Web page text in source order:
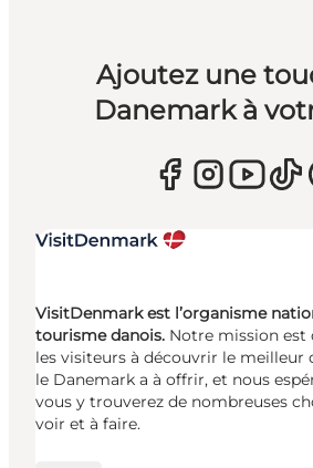
Ajoutez une
Danemark à
VisitDenmark est l’organisme
tourisme danois. Notre mission est
les visiteurs à découvrir le meilleur
le Danemark a à offrir, et nous
vous y trouverez de nombreuses
voir et à faire.